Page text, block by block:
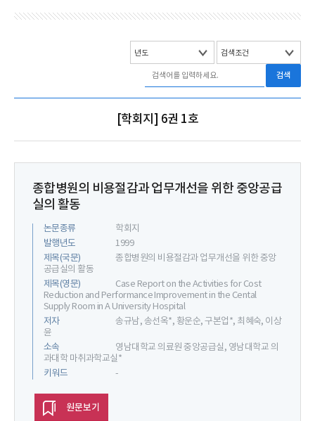
검색
[학회지] 6권 1호
종합병원의 비용절감과 업무개선을 위한 중앙공급
실의 활동
논문종류
학회지
발행년도
1999
제목(국문)
종합병원의 비용절감과 업무개선을 위한 중앙
공급실의 활동
제목(영문)
Case Report on the Activities for Cost
Reduction and Performance Improvement in the Cental
Supply Room in A University Hospital
저자
송규남, 송선옥*, 황운순, 구본업*, 최혜숙, 이상
윤
소속
영남대학교 의료원 중앙공급실, 영남대학교 의
과대학 마취과학교실*
키워드
-
원문보기